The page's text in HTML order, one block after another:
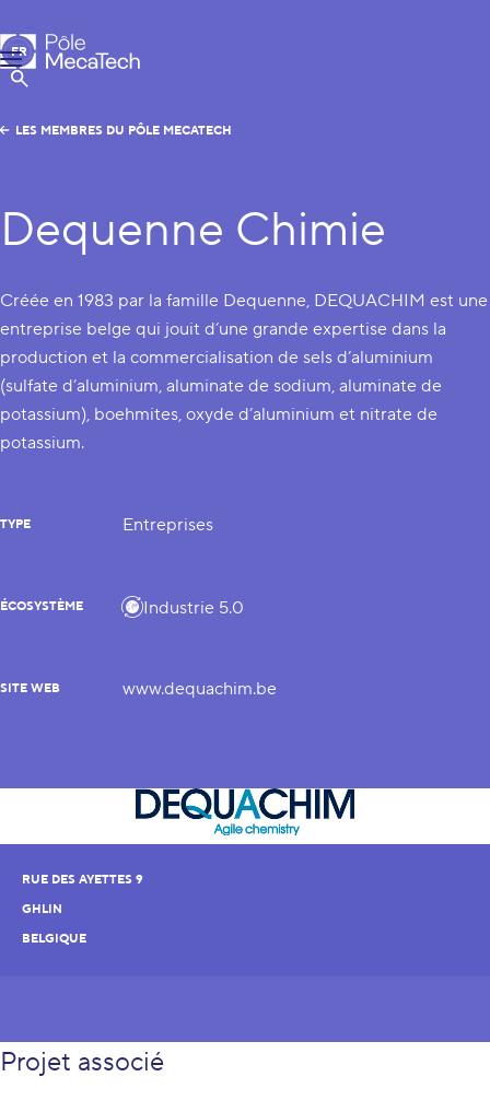
Pôle MecaTech
Menu
Afficher la Recherche
FR
EN
LES MEMBRES DU PÔLE MECATECH
Dequenne Chimie
Créée en 1983 par la famille Dequenne, DEQUACHIM est une
entreprise belge qui jouit d’une grande expertise dans la
production et la commercialisation de sels d’aluminium
(sulfate d’aluminium, aluminate de sodium, aluminate de
potassium), boehmites, oxyde d’aluminium et nitrate de
potassium.
TYPE Entreprises
ÉCOSYSTÈME Industrie 5.0
SITE WEB www.dequachim.be
RUE DES AYETTES 9
GHLIN
BELGIQUE
Projet associé